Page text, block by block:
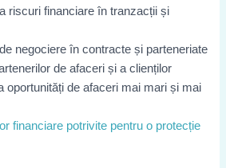
riscuri financiare în tranzacții și
negociere în contracte și parteneriate
de afaceri și a clienților
oportunități de afaceri mai mari și mai
financiare potrivite pentru o protecție